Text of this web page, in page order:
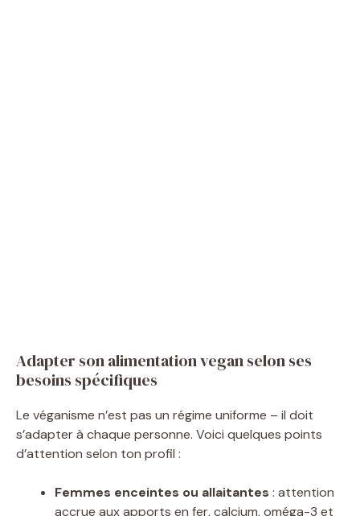
Adapter son alimentation vegan selon ses
besoins spécifiques
Le véganisme n’est pas un régime uniforme – il doit
s’adapter à chaque personne. Voici quelques points
d’attention selon ton profil :
Femmes enceintes ou allaitantes : attention
accrue aux apports en fer, calcium, oméga-3 et